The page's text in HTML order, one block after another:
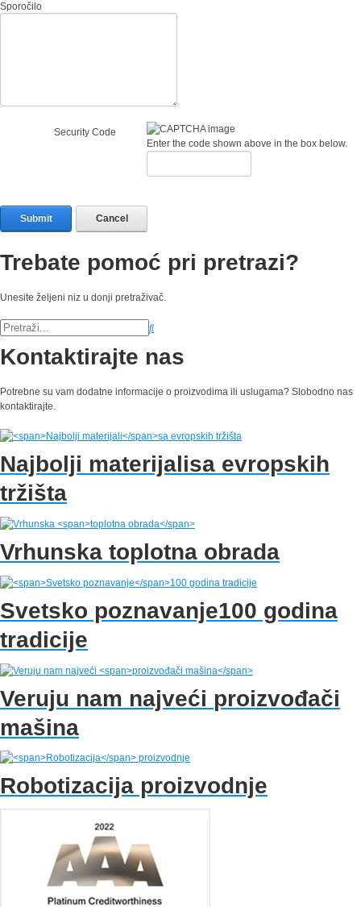
Sporočilo
Security Code
Enter the code shown above in the box below.
Submit Cancel
Trebate pomoć pri pretrazi?
Unesite željeni niz u donji pretraživač.
Kontaktirajte nas
Potrebne su vam dodatne informacije o proizvodima ili uslugama? Slobodno nas
kontaktirajte.
Najbolji materijalisa evropskih
tržišta
Vrhunska toplotna obrada
Svetsko poznavanje100 godina
tradicije
Veruju nam najveći proizvođači
mašina
Robotizacija proizvodnje